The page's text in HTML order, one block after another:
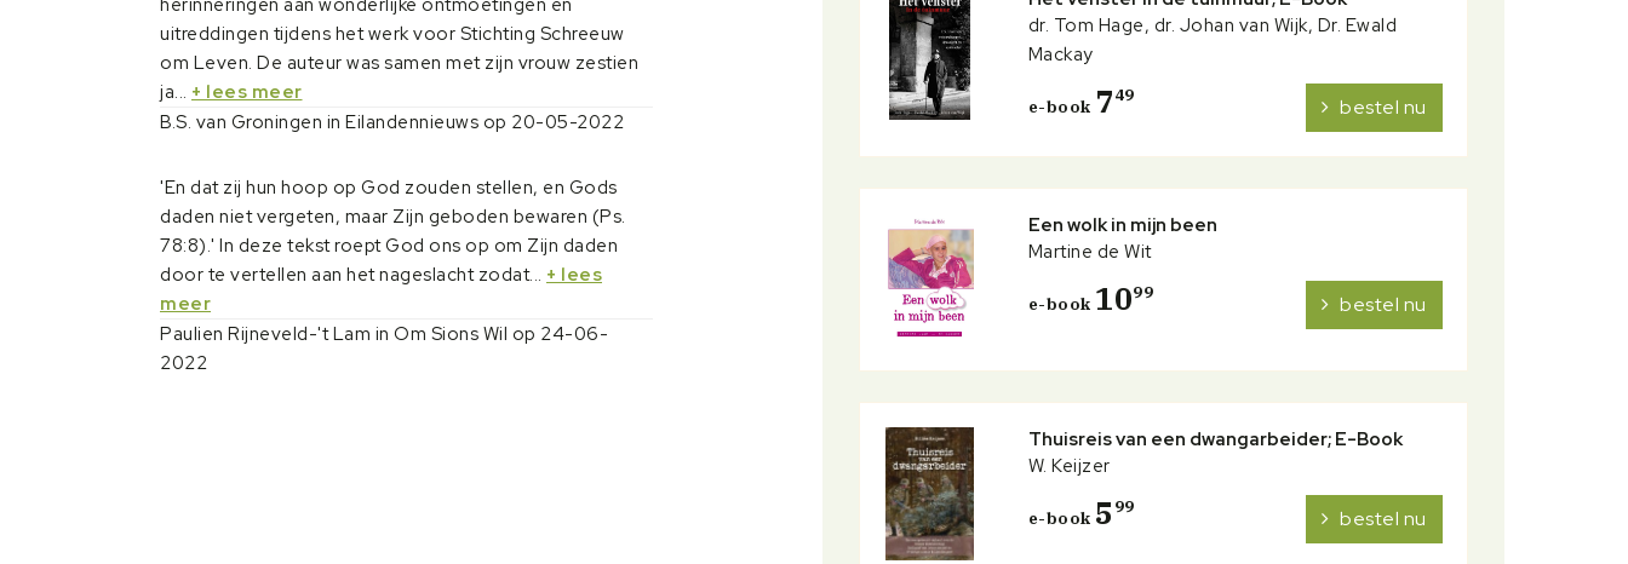
herinneringen aan wonderlijke ontmoetingen en
uitreddingen tijdens het werk voor Stichting Schreeuw
om Leven. De auteur was samen met zijn vrouw zestien
ja... + lees meer
B.S. van Groningen in Eilandennieuws op 20-05-2022
'En dat zij hun hoop op God zouden stellen, en Gods
daden niet vergeten, maar Zijn geboden bewaren (Ps.
78:8).' In deze tekst roept God ons op om Zijn daden
door te vertellen aan het nageslacht zodat... + lees
meer
Paulien Rijneveld-'t Lam in Om Sions Wil op 24-06-
2022
dr. Tom Hage, dr. Johan van Wijk, Dr. Ewald
Mackay
e-book 749 bestel nu
Een wolk in mijn been
Martine de Wit
e-book 1099 bestel nu
Thuisreis van een dwangarbeider; E-Book
W. Keijzer
e-book 5 99 bestel nu